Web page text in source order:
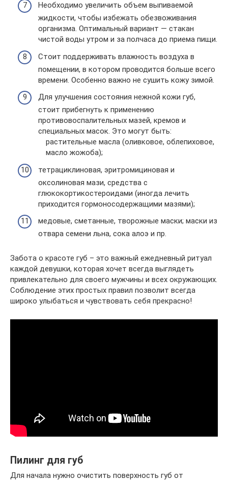
Необходимо увеличить объем выпиваемой
жидкости, чтобы избежать обезвоживания
организма. Оптимальный вариант — стакан
чистой воды утром и за полчаса до приема пищи.
Стоит поддерживать влажность воздуха в
помещении, в котором проводится больше всего
времени. Особенно важно не сушить кожу зимой.
Для улучшения состояния нежной кожи губ,
стоит прибегнуть к применению
противовоспалительных мазей, кремов и
специальных масок. Это могут быть:
растительные масла (оливковое, облепиховое,
масло жожоба);
тетрациклиновая, эритромициновая и
оксолиновая мази, средства с
глюкокортикостероидами (иногда лечить
приходится гормоносодержащими мазями);
медовые, сметанные, творожные маски; маски из
отвара семени льна, сока алоэ и пр.
Забота о красоте губ – это важный ежедневный ритуал
каждой девушки, которая хочет всегда выглядеть
привлекательно для своего мужчины и всех окружающих.
Соблюдение этих простых правил позволит всегда
широко улыбаться и чувствовать себя прекрасно!
Пилинг для губ
Для начала нужно очистить поверхность губ от